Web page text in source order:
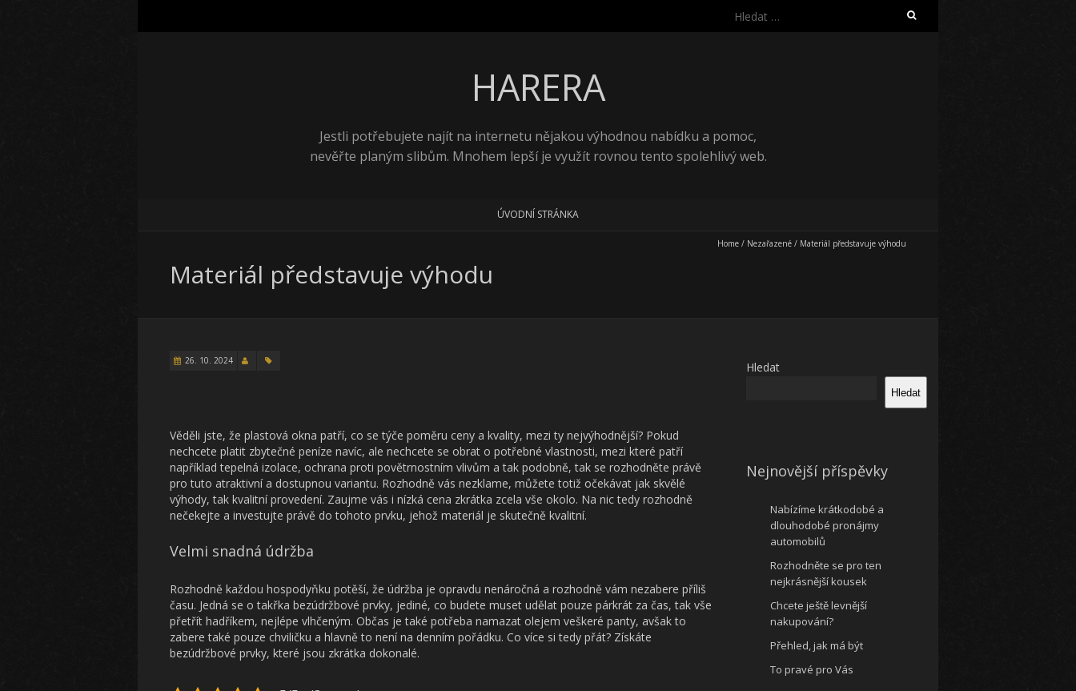
Vyhledávání
HARERA
Jestli potřebujete najít na internetu nějakou výhodnou nabídku a pomoc,
nevěřte planým slibům. Mnohem lepší je využít rovnou tento spolehlivý web.
ÚVODNÍ STRÁNKA
Home / Nezařazené / Materiál představuje výhodu
Materiál představuje výhodu
26. 10. 2024
Věděli jste, že plastová okna patří, co se týče poměru ceny a kvality, mezi ty nejvýhodnější? Pokud
nechcete platit zbytečné peníze navíc, ale nechcete se obrat o potřebné vlastnosti, mezi které patří
například tepelná izolace, ochrana proti povětrnostním vlivům a tak podobně, tak se rozhodněte právě
pro tuto atraktivní a dostupnou variantu. Rozhodně vás nezklame, můžete totiž očekávat jak skvělé
výhody, tak kvalitní provedení. Zaujme vás i nízká cena zkrátka zcela vše okolo. Na nic tedy rozhodně
nečekejte a investujte právě do tohoto prvku, jehož materiál je skutečně kvalitní.
Velmi snadná údržba
Rozhodně každou hospodyňku potěší, že údržba je opravdu nenáročná a rozhodně vám nezabere příliš
času. Jedná se o takřka bezúdržbové prvky, jediné, co budete muset udělat pouze párkrát za čas, tak vše
přetřít hadříkem, nejlépe vlhčeným. Občas je také potřeba namazat olejem veškeré panty, avšak to
zabere také pouze chviličku a hlavně to není na denním pořádku. Co více si tedy přát? Získáte
bezúdržbové prvky, které jsou zkrátka dokonalé.
Hledat
Hledat
Nejnovější příspěvky
Nabízíme krátkodobé a
dlouhodobé pronájmy
automobilů
Rozhodněte se pro ten
nejkrásnější kousek
Chcete ještě levnější
nakupování?
Přehled, jak má být
To pravé pro Vás